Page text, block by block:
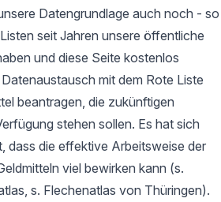
Datengrundlage auch noch - so
seit Jahren unsere öffentliche
und diese Seite kostenlos
mit dem Rote Liste
beantragen, die zukünftigen
stehen sollen. Es hat sich
dass die effektive Arbeitsweise der
viel bewirken kann (s.
s. Flechenatlas von Thüringen).